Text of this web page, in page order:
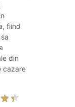
fiind
din
cazare